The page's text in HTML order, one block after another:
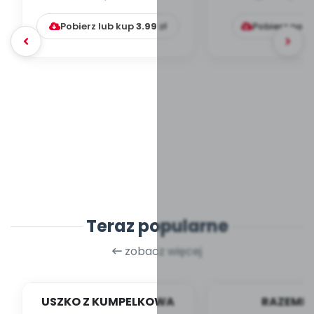
Pobierz lub kup3.99 zł Pobierz
Teraz popularne
zobacz więcej
USZKO Z KUMPELKOWA